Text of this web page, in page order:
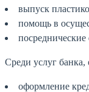
выпуск
помощь в
Среди услуг
оформление